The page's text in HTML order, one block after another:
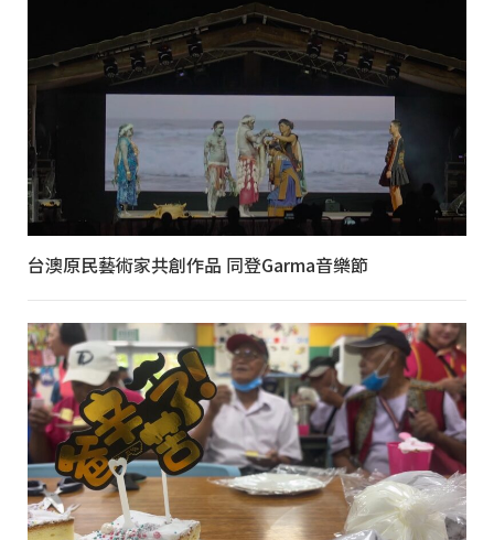
台澳原民藝術家共創作品 同登Garma音樂節